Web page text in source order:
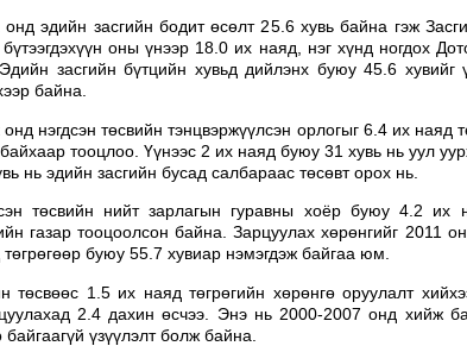
онд эдийн засгийн бодит өсөлт 25.6 хувь байна гэж
бүтээгдэхүүн оны үнээр 18.0 их наяд, нэг хүнд ногдох
засгийн бүтцийн хувьд дийлэнх буюу 45.6 хувийг
байна.
нэгдсэн төсвийн тэнцвэржүүлсэн орлогыг 6.4 их наяд
тооцлоо. Үүнээс 2 их наяд буюу 31 хувь нь уул
нь эдийн засгийн бусад салбараас төсөвт орох нь.
төсвийн нийт зарлагын гуравны хоёр буюу 4.2 их
газар тооцоолсон байна. Зарцуулах хөрөнгийг 2011
төгрөгөөр буюу 55.7 хувиар нэмэгдэж байгаа юм.
төсвөөс 1.5 их наяд төгрөгийн хөрөнгө оруулалт
2.4 дахин өсчээ. Энэ нь 2000-2007 онд хийж
үзүүлэлт болж байна.